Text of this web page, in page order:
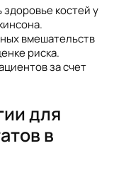
костей у
вмешательств
риска.
за счет
для
в